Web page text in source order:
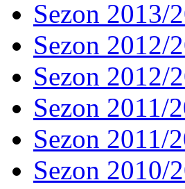
Sezon 2013/
Sezon 2012/
Sezon 2012/
Sezon 2011/
Sezon 2011/
Sezon 2010/